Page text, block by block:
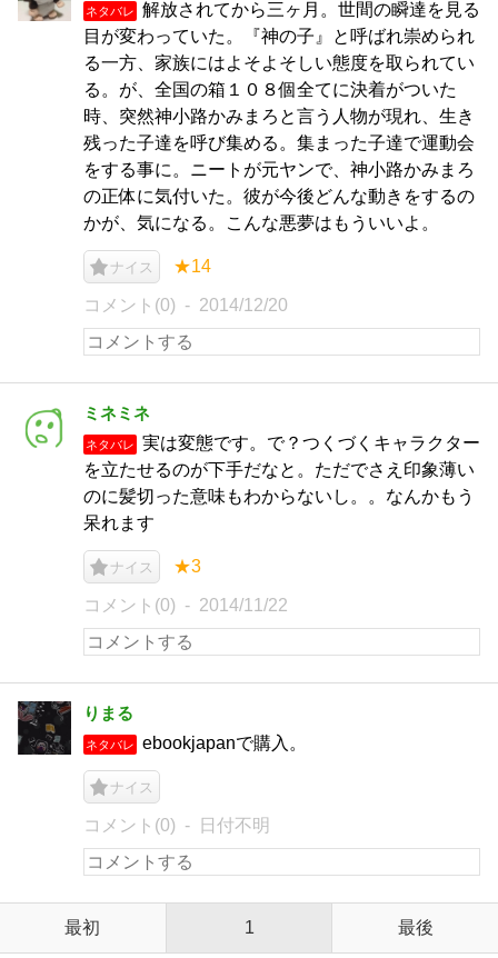
ネタバレ
解放されてから三ヶ月。世間の瞬達を見る
目が変わっていた。『神の子』と呼ばれ崇められ
る一方、家族にはよそよそしい態度を取られてい
る。が、全国の箱１０８個全てに決着がついた
時、突然神小路かみまろと言う人物が現れ、生き
残った子達を呼び集める。集まった子達で運動会
をする事に。ニートが元ヤンで、神小路かみまろ
の正体に気付いた。彼が今後どんな動きをするの
かが、気になる。こんな悪夢はもういいよ。
ナイス ★14
コメント(0) 2014/12/20
ミネミネ
ネタバレ
実は変態です。で？つくづくキャラクター
を立たせるのが下手だなと。ただでさえ印象薄い
のに髪切った意味もわからないし。。なんかもう
呆れます
ナイス ★3
コメント(0) 2014/11/22
りまる
ネタバレ ebookjapanで購入。
ナイス
コメント(0) 日付不明
最初 1 最後